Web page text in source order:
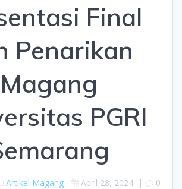
Final
Penarikan
Magang
PGRI
Artikel Magang April 28, 2024 | 0